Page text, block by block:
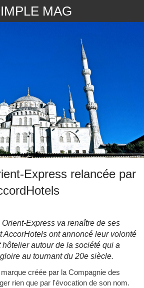
MAG
Express relancée par
Express va renaître de ses
AccorHotels ont annoncé leur volonté
autour de la société qui a
au tournant du 20e siècle.
créée par la Compagnie des
rien que par l'évocation de son nom.